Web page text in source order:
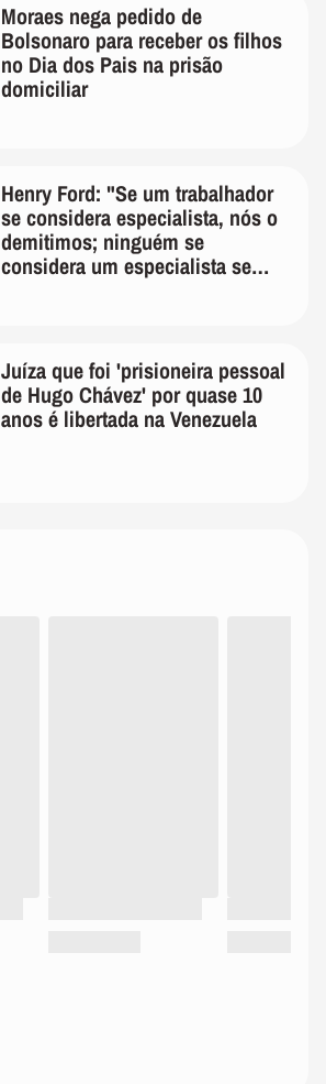
Moraes nega pedido de
Bolsonaro para receber os filhos
no Dia dos Pais na prisão
domiciliar
Henry Ford: "Se um trabalhador
se considera especialista, nós o
demitimos; ninguém se
considera um especialista se
Juíza que foi 'prisioneira pessoal
de Hugo Chávez' por quase 10
anos é libertada na Venezuela